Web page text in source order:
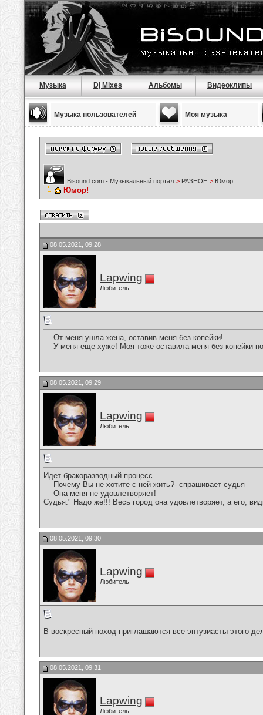
Музыка Dj Mixes Альбомы Видеоклипы
Музыка пользователей Моя музыка
Bisound.com - Музыкальный портал > РАЗНОЕ > Юмор
Юмор!
08.05.2021, 09:28
Lapwing
Любитель
— От меня ушла жена, оставив меня без копейки!
— У меня еще хуже! Моя тоже оставила меня без копейки
08.05.2021, 09:29
Lapwing
Любитель
Идет бракоразводный процесс.
— Почему Вы не хотите с ней жить?- спрашивает судья
— Она меня не удовлетворяет!
Судья:" Надо же!!! Весь город она удовлетворяет, а его,
08.05.2021, 09:30
Lapwing
Любитель
В воскресный поход приглашаются все энтузиасты этого
08.05.2021, 09:31
Lapwing
Любитель